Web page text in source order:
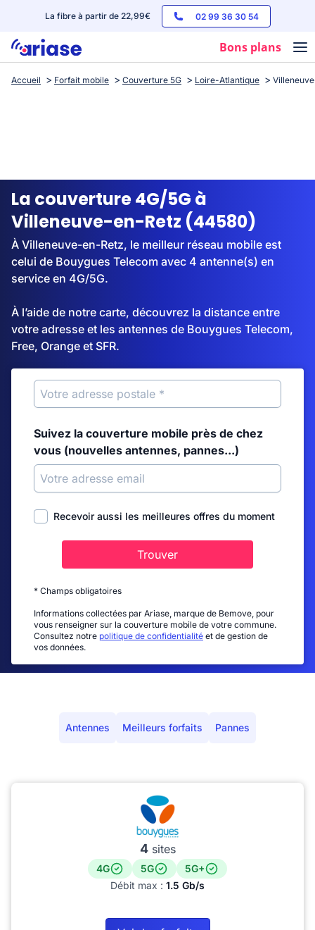
La fibre à partir de 22,99€ 02 99 36 30 54
Bons plans
Box internet
Streaming
Accueil Forfait mobile Couverture 5G Loire-Atlantique
La couverture 4G/5G à
Villeneuve-en-Retz (44580)
À Villeneuve-en-Retz, le meilleur réseau mobile est
celui de Bouygues Telecom avec 4 antenne(s) en
service en 4G/5G.
À l’aide de notre carte, découvrez la distance entre
votre adresse et les antennes de Bouygues Telecom,
Free, Orange et SFR.
Suivez la couverture mobile près de chez
vous (nouvelles antennes, pannes...)
Recevoir aussi les meilleures offres du moment
Trouver
* Champs obligatoires
Informations collectées par Ariase, marque de Bemove, pour
vous renseigner sur la couverture mobile de votre commune.
Consultez notre politique de confidentialité et de gestion de
vos données.
Antennes Meilleurs forfaits Pannes
4sites
4G 5G
5G+
Débit max : 1.5 Gb/s